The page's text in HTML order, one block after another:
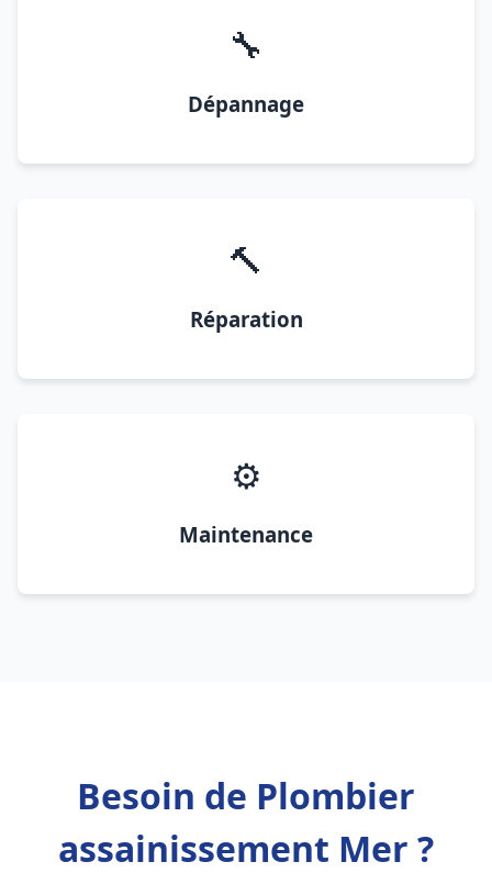
🔧
Dépannage
🔨
Réparation
⚙️
Maintenance
Besoin de Plombier
assainissement Mer ?